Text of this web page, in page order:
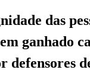
das
ganhado